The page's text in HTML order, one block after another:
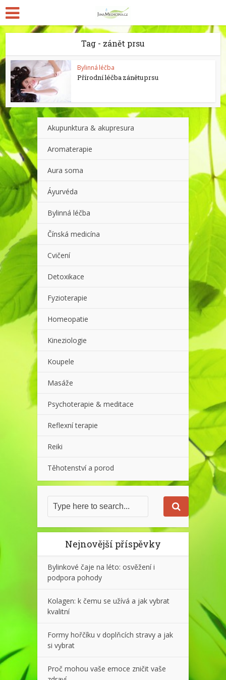
Tag - zánět prsu
Bylinná léčba
Přírodní léčba zánětu prsu
Akupunktura & akupresura
Aromaterapie
Aura soma
Áyurvéda
Bylinná léčba
Čínská medicína
Cvičení
Detoxikace
Fyzioterapie
Homeopatie
Kineziologie
Koupele
Masáže
Psychoterapie & meditace
Reflexní terapie
Reiki
Těhotenství a porod
Nejnovější příspěvky
Bylinkové čaje na léto: osvěžení i
podpora pohody
Kolagen: k čemu se užívá a jak vybrat
kvalitní
Formy hořčíku v doplňcích stravy a jak
si vybrat
Proč mohou vaše emoce zničit vaše